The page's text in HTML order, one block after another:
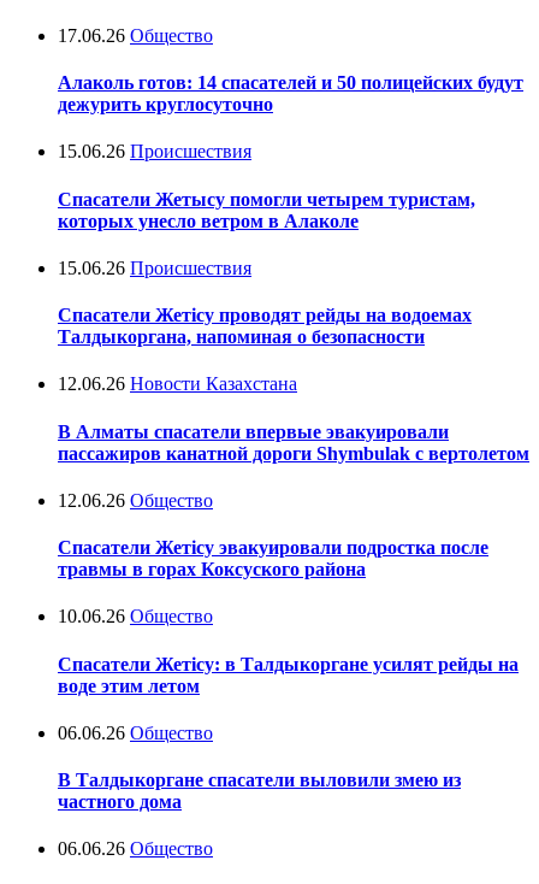
17.06.26 Общество
Алаколь готов: 14 спасателей и 50 полицейских будут
дежурить круглосуточно
15.06.26 Происшествия
Спасатели Жетысу помогли четырем туристам,
которых унесло ветром в Алаколе
15.06.26 Происшествия
Спасатели Жетісу проводят рейды на водоемах
Талдыкоргана, напоминая о безопасности
12.06.26 Новости Казахстана
В Алматы спасатели впервые эвакуировали
пассажиров канатной дороги Shymbulak с вертолетом
12.06.26 Общество
Спасатели Жетісу эвакуировали подростка после
травмы в горах Коксуского района
10.06.26 Общество
Спасатели Жетісу: в Талдыкоргане усилят рейды на
воде этим летом
06.06.26 Общество
В Талдыкоргане спасатели выловили змею из
частного дома
06.06.26 Общество